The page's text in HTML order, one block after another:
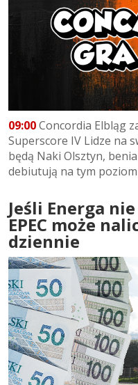
09:00Concordia Elbląg
Superscore IV Lidze na
będą Naki Olsztyn,
debiutują na tym
Jeśli Energa
EPEC może
dziennie